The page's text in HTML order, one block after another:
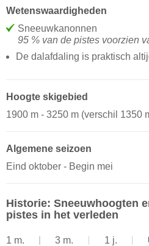
Wetenswaardigheden
Sneeuwkanonnen
95 % van de pistes voorzien
De dalafdaling is praktisch
Hoogte skigebied
1900 m - 3250 m (verschil 1350
Algemene seizoen
Eind oktober - Begin mei
Historie: Sneeuwhoogten
pistes in het verleden
1 m. 3 m. 1 j.